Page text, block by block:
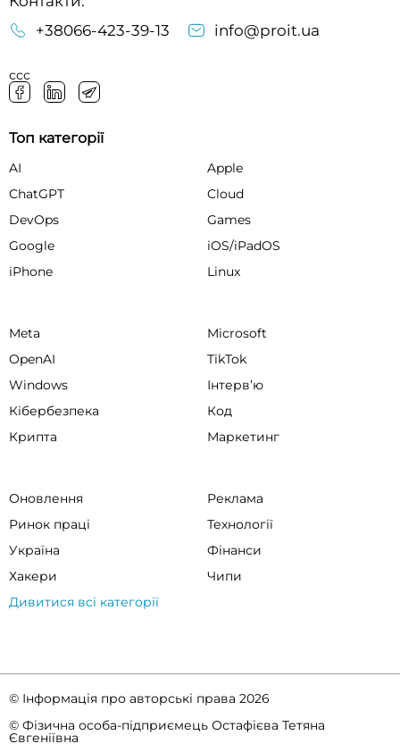
+38066-423-39-13
info@proit.ua
ссс
Топ категорії
AI
Apple
ChatGPT
Cloud
DevOps
Games
Google
iOS/iPadOS
iPhone
Linux
Meta
Microsoft
OpenAI
TikTok
Windows
Інтервʼю
Кібербезпека
Код
Крипта
Маркетинг
Оновлення
Реклама
Ринок праці
Технології
Україна
Фінанси
Хакери
Чипи
Дивитися всі категорії
© Інформація про авторські права 2026
© Фізична особа-підприємець Остафієва Тетяна
Євгеніївна